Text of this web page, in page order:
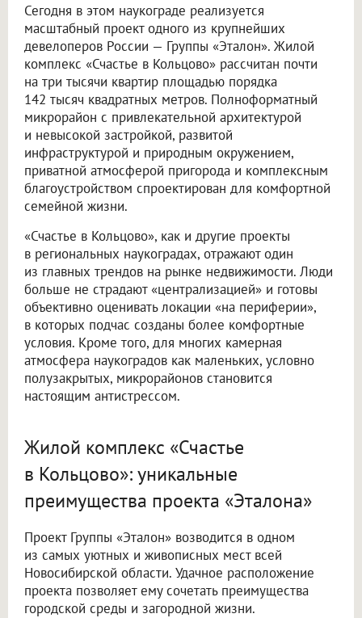
Сегодня в этом наукограде реализуется
масштабный проект одного из крупнейших
девелоперов России — Группы «Эталон». Жилой
комплекс «Счастье в Кольцово» рассчитан почти
на три тысячи квартир площадью порядка
142 тысяч квадратных метров. Полноформатный
микрорайон с привлекательной архитектурой
и невысокой застройкой, развитой
инфраструктурой и природным окружением,
приватной атмосферой пригорода и комплексным
благоустройством спроектирован для комфортной
семейной жизни.
«Счастье в Кольцово», как и другие проекты
в региональных наукоградах, отражают один
из главных трендов на рынке недвижимости. Люди
больше не страдают «централизацией» и готовы
объективно оценивать локации «на периферии»,
в которых подчас созданы более комфортные
условия. Кроме того, для многих камерная
атмосфера наукоградов как маленьких, условно
полузакрытых, микрорайонов становится
настоящим антистрессом.
Жилой комплекс «Счастье
в Кольцово»: уникальные
преимущества проекта «Эталона»
Проект Группы «Эталон» возводится в одном
из самых уютных и живописных мест всей
Новосибирской области. Удачное расположение
проекта позволяет ему сочетать преимущества
городской среды и загородной жизни.